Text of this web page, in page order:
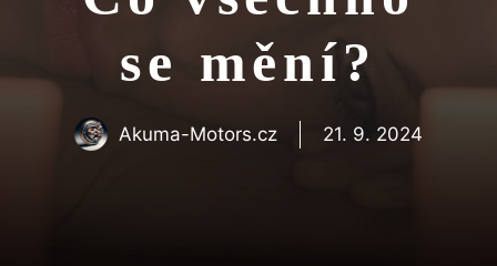
se mění?
Akuma-Motors.cz 21. 9. 2024